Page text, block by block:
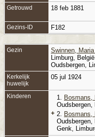
Getrouwd 18 feb 1881
Gezins-ID F182
Gezin Swinnen,
Limburg, België
Oudsbergen,
Kerkelijk
huwelijk
05 jul 1924
Kinderen 1. Bosmans,
Oudsbergen,
+ 2. Bosmans,
Oudsbergen,
Genk,